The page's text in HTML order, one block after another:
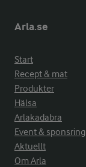
Arla.se
Start
Recept & mat
Produkter
Hälsa
Arlakadabra
Event & sponsring
Aktuellt
Om Arla